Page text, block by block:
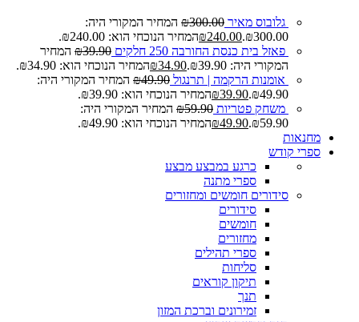
גלובוס מאיר ₪300.00
המחיר המקורי היה:
₪300.00.
₪240.00
המחיר הנוכחי הוא: ₪240.00.
פאזל בית כנסת החורבה 250 חלקים
₪39.90
המחיר
המקורי היה: ₪39.90.
₪34.90
המחיר הנוכחי הוא: ₪34.90.
אומנות הרקמה | תרנגול
₪49.90
המחיר המקורי היה:
₪49.90.
₪39.90
המחיר הנוכחי הוא: ₪39.90.
משחק פטריות
₪59.90
המחיר המקורי היה:
₪59.90.
₪49.90
המחיר הנוכחי הוא: ₪49.90.
מחנאות
ספרי קודש
כרגע במבצע מבצע
ספרי מתנה
סידורים חומשים ומחזורים
סידורים
חומשים
מחזורים
ספרי תהילים
סליחות
תיקון קוראים
תנך
זמירונים וברכת המזון